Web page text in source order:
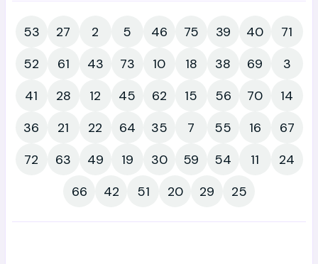
53 27 2 5 46 75 39 40
71
52
61 43 73 10 18 38 69
3
41
28 12 45 62 15 56 70
14
36
21 22 64 35 7 55 16
67
72
63 49 19 30 59 54 11
24
66
42 51 20 29 25